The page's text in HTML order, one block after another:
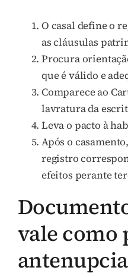
O casal define o
as cláusulas
Procura
que é válido e
Comparece ao
lavratura da
Leva o pacto à
Após o
registro
efeitos perante
vale como